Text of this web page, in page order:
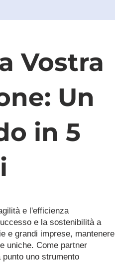
Vostra
Un
in 5
e l'efficienza
e la sostenibilità a
e grandi imprese, mantenere
uniche. Come partner
uno strumento